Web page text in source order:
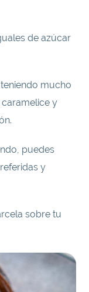
de azúcar
mucho
y
puedes
y
sobre tu